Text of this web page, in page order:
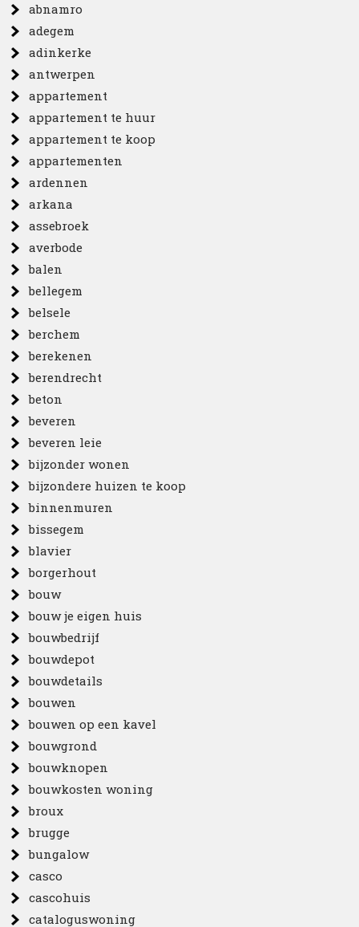
abnamro
adegem
adinkerke
antwerpen
appartement
appartement te huur
appartement te koop
appartementen
ardennen
arkana
assebroek
averbode
balen
bellegem
belsele
berchem
berekenen
berendrecht
beton
beveren
beveren leie
bijzonder wonen
bijzondere huizen te koop
binnenmuren
bissegem
blavier
borgerhout
bouw
bouw je eigen huis
bouwbedrijf
bouwdepot
bouwdetails
bouwen
bouwen op een kavel
bouwgrond
bouwknopen
bouwkosten woning
broux
brugge
bungalow
casco
cascohuis
cataloguswoning